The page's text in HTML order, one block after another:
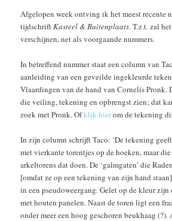
Afgelopen week ontving ik het meest recente
tijdschriftKasteel & Buitenplaats. T.z.t. zal
verschijnen, net als voorgaande nummers.
In betreffend nummer staat een column van
aanleiding van een geveilde ingekleurde
Vlaardingen van de hand van Cornelis Pronk.
die veiling, tekening en opbrengst zien; dat
zoek met Pronk. Ofklik hierom de tekening
In zijn column schrijft Taco: ‘De tekening
met vierkante torentjes op de hoeken, maar
arkeltorens dat doen. De ‘galmgaten’ die
[omdat ze op een tekening van zijn hand
in een pseudoweergang. Gelet op de kleur
met houten panelen. Naast de toren ligt een
onder meer een hoog geschoren beukhaag